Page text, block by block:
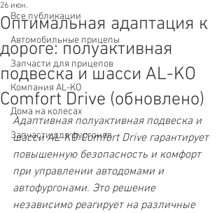
Все публикации
Автомобильные прицепы
Запчасти для прицепов
Компания AL-KO
Дома на колесах
Запчасти для фургонов
Оптимальная адаптация к
дороге: полуактивная
подвеска и шасси AL-KO
Comfort Drive (обновлено)
26 июн.
Адаптивная полуактивная подвеска и
шасси AL-KO Comfort Drive гарантирует
повышенную безопасность и комфорт
при управлении автодомами и
автофургонами. Это решение
независимо реагирует на различные